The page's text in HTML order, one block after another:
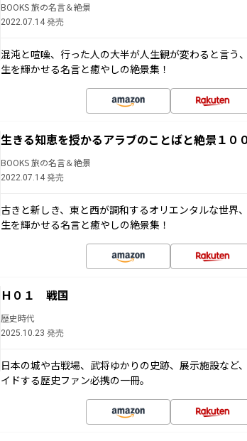
BOOKS 旅の名言＆絶景
2022.07.14 発売
混沌と喧噪、行った人の大半が人生観が変わると言う
生を輝かせる名言と癒やしの絶景集！
生きる知恵を授かるアラブのことばと絶景１０
BOOKS 旅の名言＆絶景
2022.07.14 発売
古きと新しき、東と西が調和するオリエンタルな世界
生を輝かせる名言と癒やしの絶景集！
Ｈ０１ 戦国
歴史時代
2025.10.23 発売
日本の城や古戦場、武将ゆかりの史跡、展示施設など
イドする歴史ファン必携の一冊。